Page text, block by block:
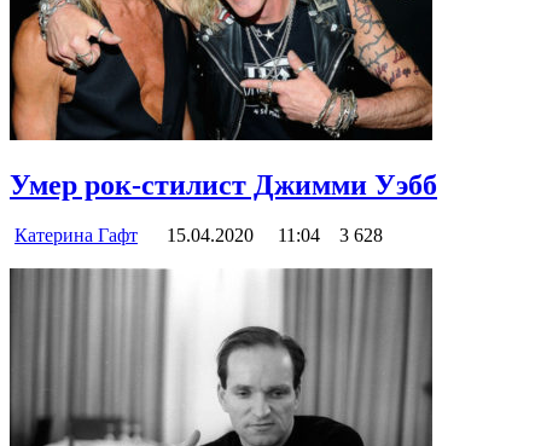
Умер рок-стилист Джимми Уэбб
Катерина Гафт 15.04.2020 11:04 3 628